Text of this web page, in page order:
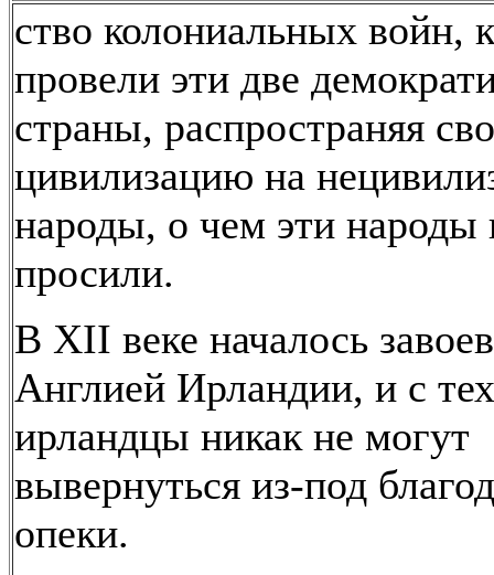
ство колониальных войн,
провели эти две
страны, распространяя
цивилизацию на
народы, о чем эти народы
просили.
В XII веке началось
Англией Ирландии, и с
ирландцы никак не могут
вывернуться из-под
опеки.